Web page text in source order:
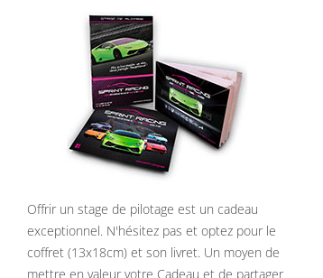
Offrir un stage de pilotage est un cadeau
exceptionnel. N'hésitez pas et optez pour le
coffret (13x18cm) et son livret. Un moyen de
mettre en valeur votre Cadeau et de partager